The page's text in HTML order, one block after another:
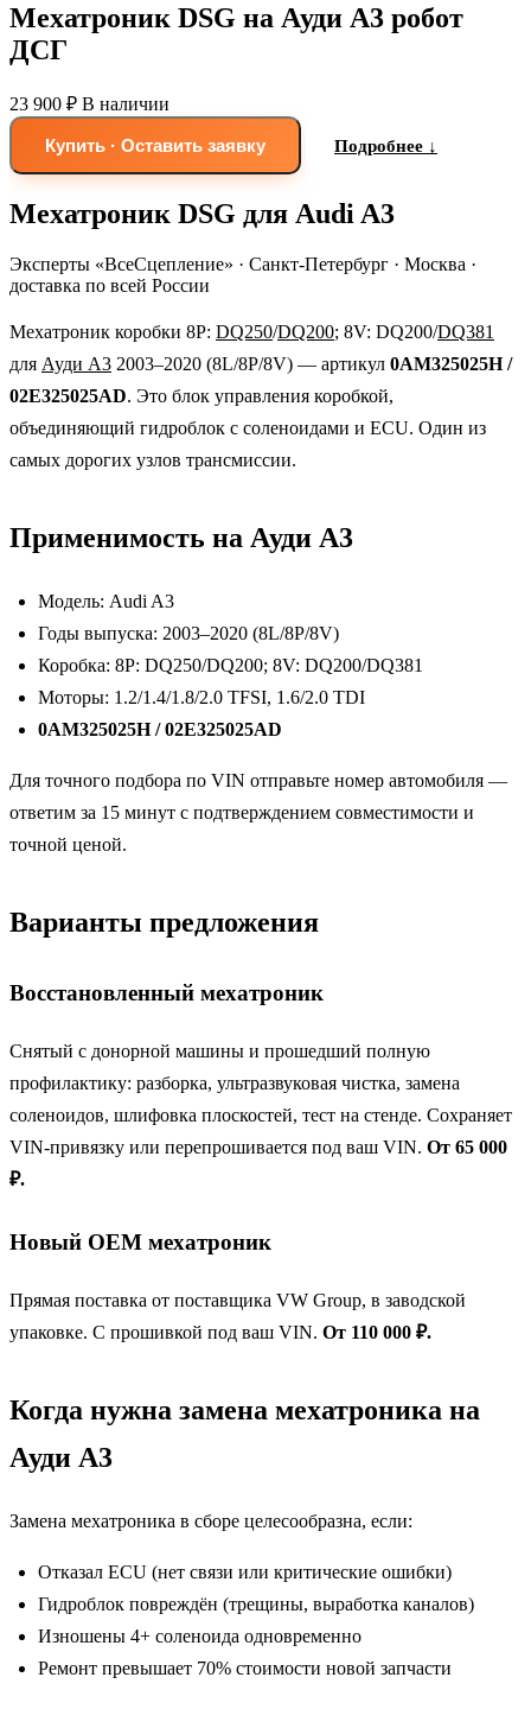
Мехатроник DSG на Ауди А3 робот
ДСГ
23 900 ₽ В наличии
Купить · Оставить заявку Подробнее ↓
Мехатроник DSG для Audi A3
Эксперты «ВсеСцепление» · Санкт-Петербург · Москва ·
доставка по всей России
Мехатроник коробки 8P: DQ250/DQ200; 8V: DQ200/DQ381
для Ауди А3 2003–2020 (8L/8P/8V) — артикул 0AM325025H /
02E325025AD. Это блок управления коробкой,
объединяющий гидроблок с соленоидами и ECU. Один из
самых дорогих узлов трансмиссии.
Применимость на Ауди А3
Модель: Audi A3
Годы выпуска: 2003–2020 (8L/8P/8V)
Коробка: 8P: DQ250/DQ200; 8V: DQ200/DQ381
Моторы: 1.2/1.4/1.8/2.0 TFSI, 1.6/2.0 TDI
0AM325025H / 02E325025AD
Для точного подбора по VIN отправьте номер автомобиля —
ответим за 15 минут с подтверждением совместимости и
точной ценой.
Варианты предложения
Восстановленный мехатроник
Снятый с донорной машины и прошедший полную
профилактику: разборка, ультразвуковая чистка, замена
соленоидов, шлифовка плоскостей, тест на стенде. Сохраняет
VIN-привязку или перепрошивается под ваш VIN. От 65 000
₽.
Новый OEM мехатроник
Прямая поставка от поставщика VW Group, в заводской
упаковке. С прошивкой под ваш VIN. От 110 000 ₽.
Когда нужна замена мехатроника на
Ауди А3
Замена мехатроника в сборе целесообразна, если:
Отказал ECU (нет связи или критические ошибки)
Гидроблок повреждён (трещины, выработка каналов)
Изношены 4+ соленоида одновременно
Ремонт превышает 70% стоимости новой запчасти